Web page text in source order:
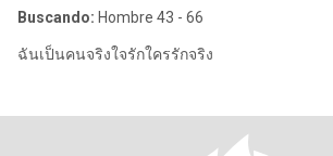
Buscando: Hombre 43 - 66
ฉันเป็นคนจริงใจรักใครรักจริง